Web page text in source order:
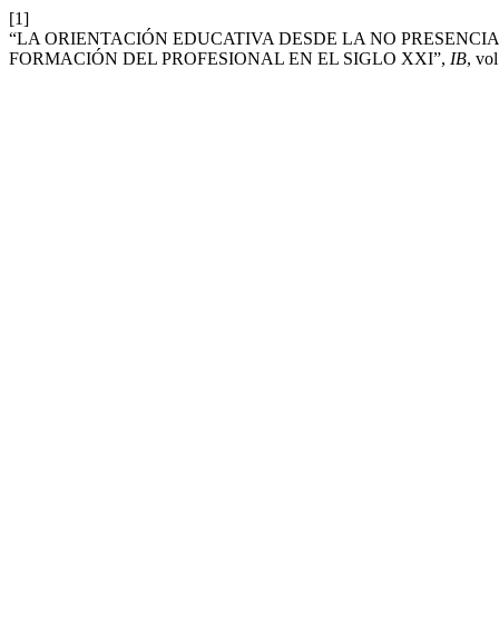
[1]
“LA ORIENTACIÓN EDUCATIVA DESDE LA NO
FORMACIÓN DEL PROFESIONAL EN EL SIGLO XXI”, IB,